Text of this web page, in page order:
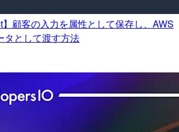
】顧客の入力を属性として保存し、AWS
タとして渡す方法